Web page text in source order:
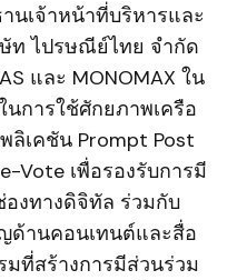
นเจ้าหน้าที่บริหารและ
ท ไปรษณีย์ไทย จำกัด
และ MONOMAX ใน
การใช้ศักยภาพเครือ
เคชัน Prompt Post
Vote เพื่อรองรับการมี
งทางดิจิทัล ร่วมกับ
ด้านคอนเทนต์และสื่อ
ที่สร้างการมีส่วนร่วม